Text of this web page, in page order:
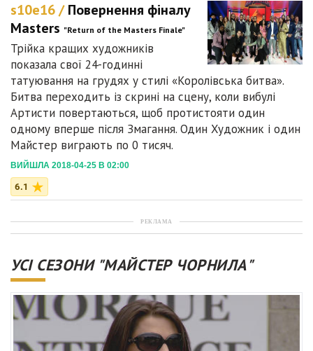
s10e16 /Повернення фіналу
Masters "Return of the Masters Finale"
Трійка кращих художників
показала свої 24-годинні
татуювання на грудях у стилі «Королівська битва».
Битва переходить із скрині на сцену, коли вибулі
Артисти повертаються, щоб протистояти один
одному вперше після Змагання. Один Художник і один
Майстер виграють по 0 тисяч.
ВИЙШЛА 2018-04-25 В 02:00
6.1
РЕКЛАМА
УСІ СЕЗОНИ "МАЙСТЕР ЧОРНИЛА"